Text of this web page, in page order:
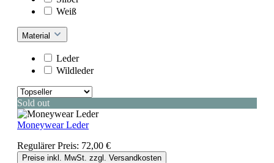
Weiß
Material
Leder
Wildleder
Sold out
Moneywear Leder
Regulärer Preis: 72,00 €
Preise inkl. MwSt. zzgl. Versandkosten